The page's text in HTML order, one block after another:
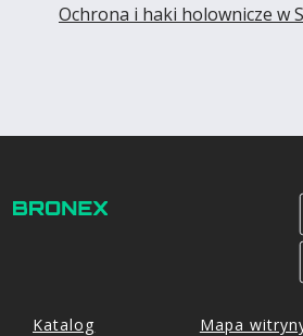
Ochrona i haki holownicze w
Katalog
Mapa